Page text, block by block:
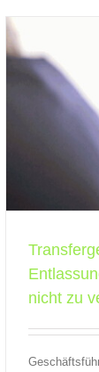
nicht zu